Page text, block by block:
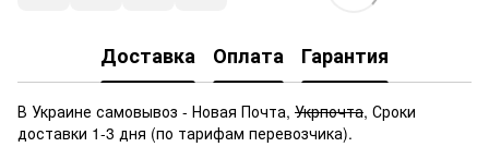
Доставка Оплата Гарантия
В Украине самовывоз - Новая Почта, Укрпочта, Сроки
доставки 1-3 дня (по тарифам перевозчика).